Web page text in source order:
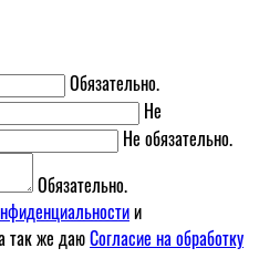
Обязательно.
Не
Не обязательно.
Обязательно.
и
так же даюСогласие на обработку